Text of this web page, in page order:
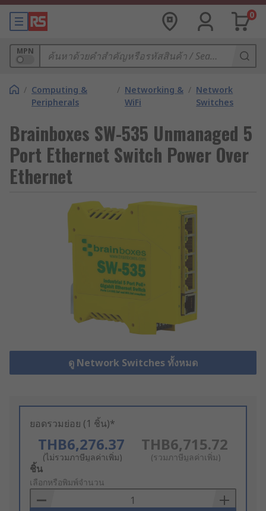
0
MPN
/ Computing &
Peripherals
/ Networking &
WiFi
/ Network
Switches
Brainboxes SW-535 Unmanaged 5
Port Ethernet Switch Power Over
Ethernet
ดู Network Switches ทั้งหมด
ยอดรวมย่อย (1 ชิ้น)*
THB6,276.37
(ไม่รวมภาษีมูลค่าเพิ่ม)
THB6,715.72
(รวมภาษีมูลค่าเพิ่ม)
Add
to
Basket
ชิ้น
เลือกหรือพิมพ์จำนวน